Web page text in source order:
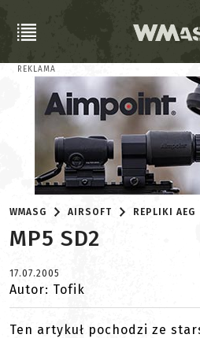
REKLAMA
WMASG AIRSOFT REPLIKI AEG
MP5 SD2
17.07.2005
Autor: Tofik
Ten artykuł pochodzi ze